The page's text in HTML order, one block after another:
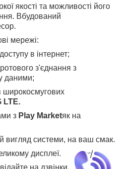
якості та можливості його
Вбудований
мережі:
в інтернет;
з'єднання з
даними;
широкосмугових
LTE.
з Play Marketяк на
вигляд системи, на ваш смак.
дисплеї.
на дзвінки,